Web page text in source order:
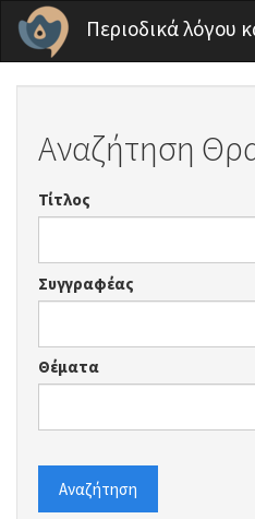
Παράκαμψη προς το κυρίως
Περιοδικά λόγου
Αναζήτηση
Τίτλος
Συγγραφέας
Θέματα
Αναζήτηση